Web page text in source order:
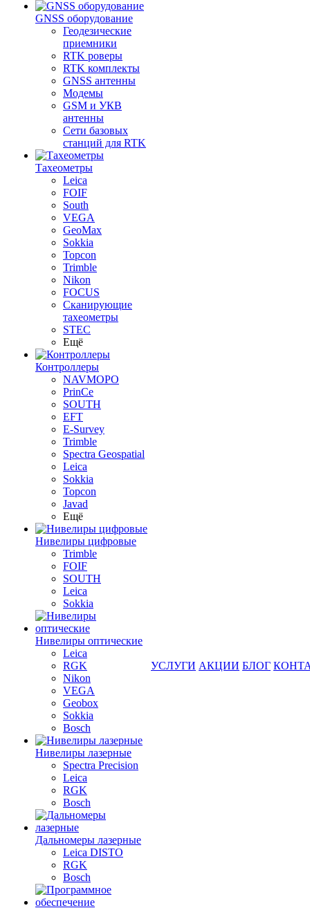
GNSS оборудование
Геодезические
приемники
RTK роверы
RTK комплекты
GNSS антенны
Модемы
GSM и УКВ
антенны
Сети базовых
станций для RTK
Тахеометры
Leica
FOIF
South
VEGA
GeoMax
Sokkia
Topcon
Trimble
Nikon
FOCUS
Сканирующие
тахеометры
STEC
Ещё
Контроллеры
NAVMOPO
PrinCe
SOUTH
EFT
E-Survey
Trimble
Spectra Geospatial
Leica
Sokkia
Topcon
Javad
Ещё
Нивелиры цифровые
Trimble
FOIF
SOUTH
Leica
Sokkia
Нивелиры оптические
Leica
RGK
Nikon
VEGA
Geobox
Sokkia
Bosch
Нивелиры лазерные
Spectra Precision
Leica
RGK
Bosch
Дальномеры лазерные
Leica DISTO
RGK
Bosch
УСЛУГИ АКЦИИ БЛОГ